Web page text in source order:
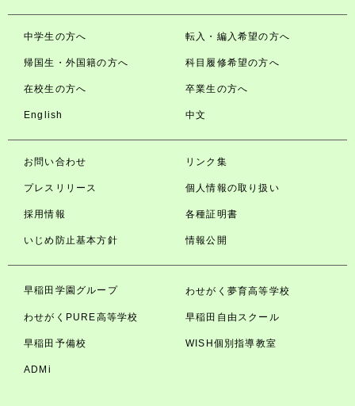
中学生の方へ 転入・編入希望の方へ
帰国生・外国籍の方へ 科目履修希望の方へ
在校生の方へ 卒業生の方へ
English 中文
お問い合わせ リンク集
プレスリリース 個人情報の取り扱い
採用情報 各種証明書
いじめ防止基本方針 情報公開
早稲田学園グループ わせがく夢育高等学校
わせがくPURE高等学校 早稲田自由スクール
早稲田予備校 WISH個別指導教室
ADMi